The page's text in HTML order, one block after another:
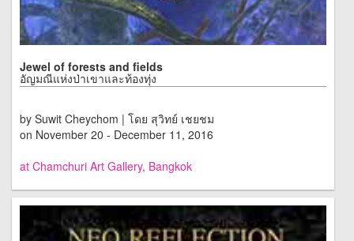
Jewel of forests and fields
อัญมณีแห่งป่าเขาและท้องทุ่ง
by Suwit Cheychom | โดย สุวิทย์ เชยชม
on November 20 - December 11, 2016
at Chamchuri Art Gallery, Bangkok